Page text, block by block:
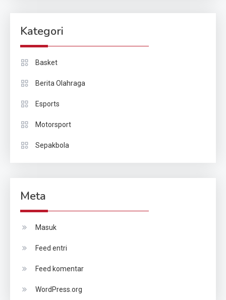
Kategori
Basket
Berita Olahraga
Esports
Motorsport
Sepakbola
Meta
Masuk
Feed entri
Feed komentar
WordPress.org